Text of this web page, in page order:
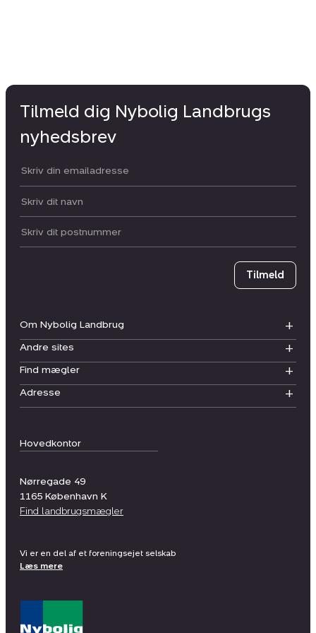
Hovedkontor
Nørregade 49
1165 København K
Find landbrugsmægler
Om Nybolig Landbrug
Andre sites
Find mægler
Adresse
Tilmeld dig Nybolig Landbrugs
nyhedsbrev
Din email:
Dit navn:
Postnummer
Tilmeld
Vi er en del af et foreningsejet selskab
Læs mere